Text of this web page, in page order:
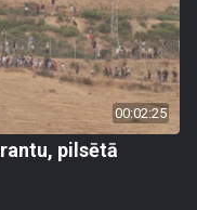
00:02:25
pilsētā